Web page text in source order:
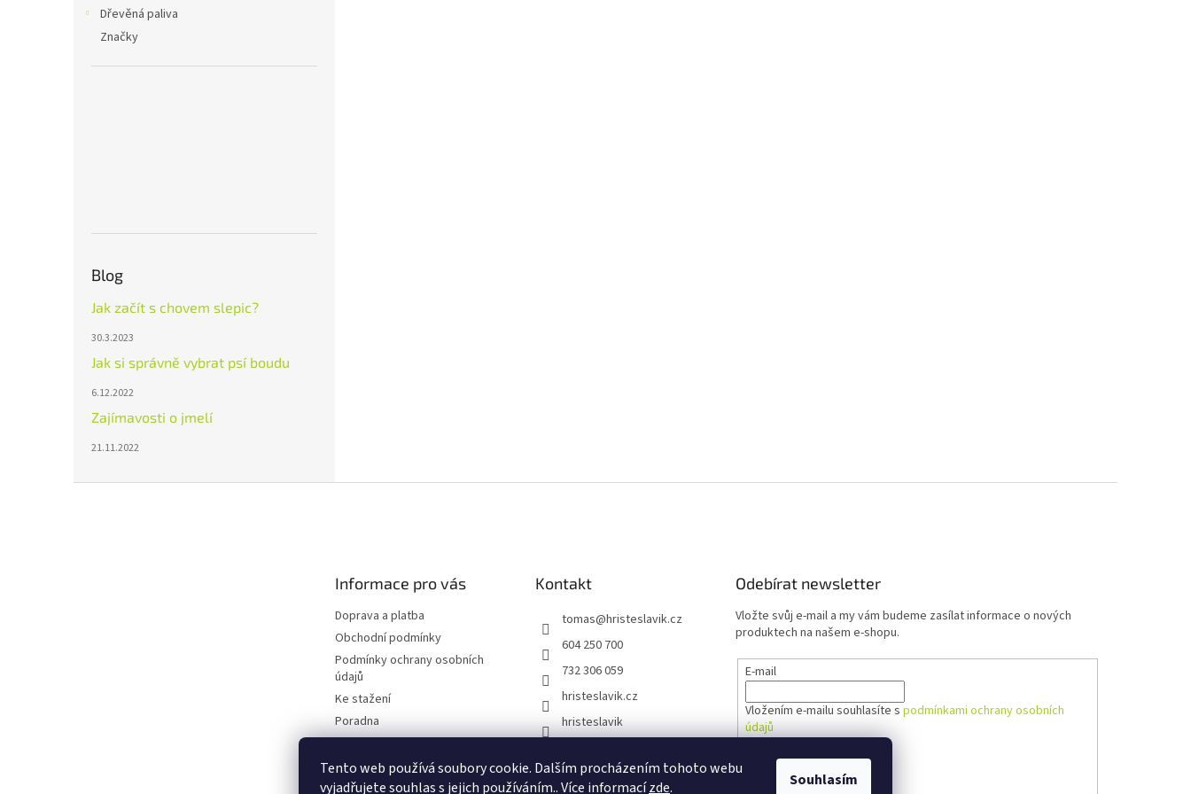
Tento web používá soubory cookie. Dalším procházením tohoto webu
vyjadřujete souhlas s jejich používáním.. Více informacízde. Souhlasím
Dřevěná paliva
Značky
Blog
Jak začít s chovem slepic?
30.3.2023
Jak si správně vybrat psí boudu
6.12.2022
Zajímavosti o jmelí
21.11.2022
Informace pro vás
Doprava a platba
Obchodní podmínky
Podmínky ochrany osobních
údajů
Ke stažení
Poradna
Kontakt
tomas@hristeslavik.cz
604 250 700
732 306 059
hristeslavik.cz
hristeslavik
Odebírat newsletter
Vložte svůj e-mail a my vám budeme zasílat informace o nových
produktech na našem e-shopu.
E-mail
Vložením e-mailu souhlasíte spodmínkami ochrany osobních
údajů